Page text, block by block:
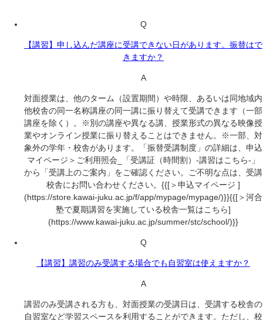
Q
【講習】申し込んだ講座に受講できない日があります。振替はで
きますか？
A
対面授業は、他のターム（設置期間）や時限、あるいは同地域内
他校舎の同一名称講座の同一講に振り替えて受講できます（一部
講座を除く）。※別の講座や異なる講、授業形式の異なる映像授
業やオンライン授業に振り替えることはできません。※一部、対
象外の学年・校舎があります。「振替受講制度」の詳細は、申込
マイページ＞ご利用照会_「受講証（時間割）-講習はこちら-」
から「受講上のご案内」をご確認ください。ご不明な点は、受講
校舎にお問い合わせください。{{[＞申込マイページ ]
(https://store.kawai-juku.ac.jp/f/app/mypage/mypage/)}}{{[＞河合
塾で夏期講習を実施している校舎一覧はこちら]
(https://www.kawai-juku.ac.jp/summer/stc/school/)}}
Q
【講習】講習のみ受講する場合でも自習室は使えますか？
A
講習のみ受講される方も、対面授業の受講日は、受講する校舎の
自習室など学習スペースを利用することができます。ただし、校